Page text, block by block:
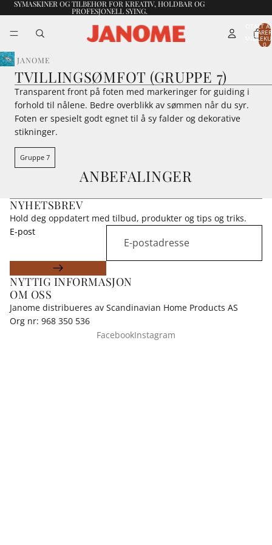
SYMASKINER OG TILBEHØR FOR KREATIV, HOLDBAR OG
PROFESJONELL SYING.
TOTALT
0
JANOME
TVILLINGSØMFOT (GRUPPE 7)
Transparent front på foten med markeringer for guiding i
forhold til nålene. Bedre overblikk av sømmen når du syr.
Foten er spesielt godt egnet til å sy falder og dekorative
stikninger.
Gruppe 7
ANBEFALINGER
NYHETSBREV
Hold deg oppdatert med tilbud, produkter og tips og triks.
E-post
NYTTIG INFORMASJON
OM OSS
Janome distribueres av Scandinavian Home Products AS
Org nr: 968 350 536
FacebookInstagram